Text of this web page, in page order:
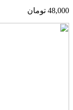
48,000 تومان